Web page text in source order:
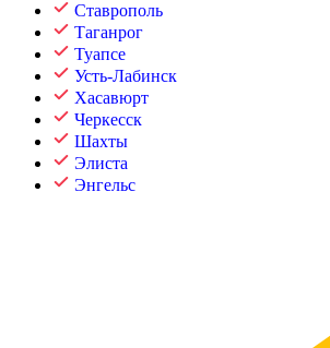
Ставрополь
Таганрог
Туапсе
Усть-Лабинск
Хасавюрт
Черкесск
Шахты
Элиста
Энгельс